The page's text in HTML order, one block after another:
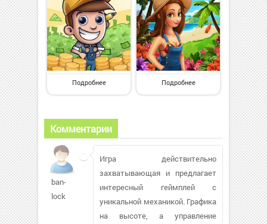
Подробнее Подробнее
Комментарии
ban-
lock
Игра действительно
захватывающая и предлагает
интересный геймплей с
уникальной механикой. Графика
на высоте, а управление